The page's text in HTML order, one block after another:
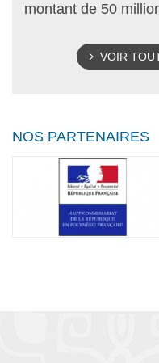
montant de 50
VOIR
NOS PARTENAIRES